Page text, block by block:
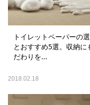
トイレットペーパーの
とおすすめ5選。収納に
だわりを...
2018.02.18